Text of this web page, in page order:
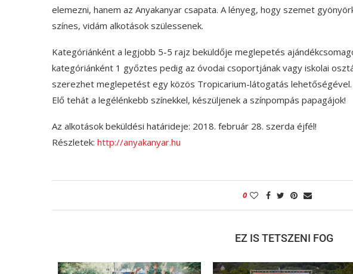
elemezni, hanem az Anyakanyar csapata. A lényeg, hogy szemet
színes, vidám alkotások szülessenek.
Kategóriánként a legjobb 5-5 rajz beküldője meglepetés
kategóriánként 1 győztes pedig az óvodai csoportjának vagy iskolai
szerezhet meglepetést egy közös Tropicarium-látogatás lehetőségével.
Elő tehát a legélénkebb színekkel, készüljenek a színpompás papagájok!
Az alkotások beküldési határideje: 2018. február 28. szerda éjfél!
Részletek: http://anyakanyar.hu
0
EZ IS TETSZENI FOG